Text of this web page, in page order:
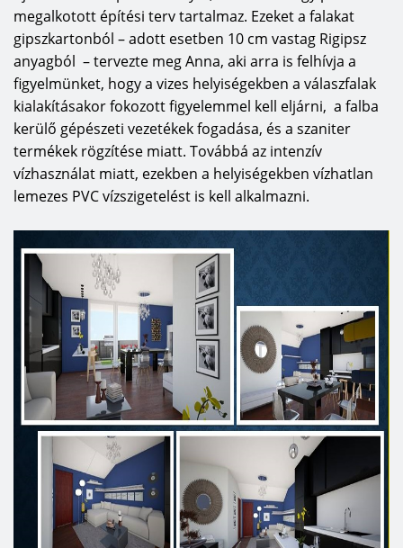
megalkotott építési terv tartalmaz. Ezeket a falakat
gipszkartonból – adott esetben 10 cm vastag Rigipsz
anyagból – tervezte meg Anna, aki arra is felhívja a
figyelmünket, hogy a vizes helyiségekben a válaszfalak
kialakításakor fokozott figyelemmel kell eljárni, a falba
kerülő gépészeti vezetékek fogadása, és a szaniter
termékek rögzítése miatt. Továbbá az intenzív
vízhasználat miatt, ezekben a helyiségekben vízhatlan
lemezes PVC vízszigetelést is kell alkalmazni.